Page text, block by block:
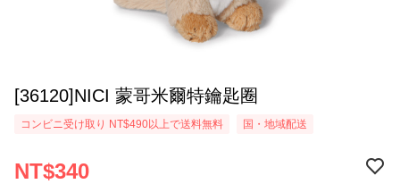
[36120]NICI 蒙哥米爾特鑰匙圈
コンビニ受け取り NT$490以上で送料無料 国・地域配送
NT$340